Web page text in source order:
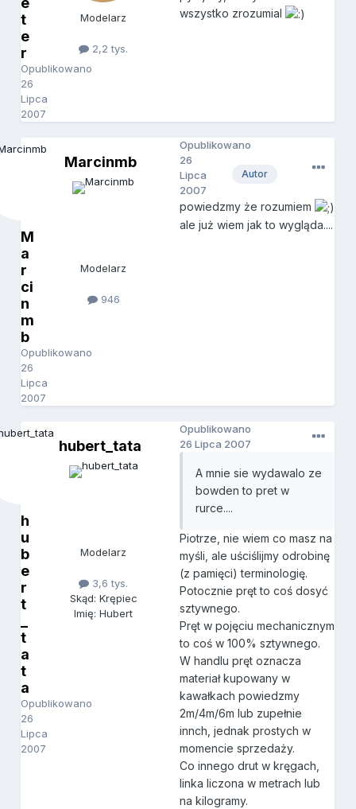
t
e
r
Opublikowano
26
Lipca
2007
Modelarz
2,2 tys.
wszystko zrozumial
M
a
r
ci
n
m
b
Opublikowano
26
Lipca
2007
Marcinmb
Modelarz
946
Autor
Opublikowano
26
Lipca
2007
powiedzmy że rozumiem
ale już wiem jak to wygląda....
h
u
b
e
r
t
t
a
t
a
Opublikowano
26
Lipca
2007
hubert_tata
Modelarz
3,6 tys.
Skąd: Krępiec
Imię: Hubert
Opublikowano
26 Lipca 2007
A mnie sie wydawalo ze
bowden to pret w
rurce....
Piotrze, nie wiem co masz na
myśli, ale uściślijmy odrobinę
(z pamięci) terminologię.
Potocznie pręt to coś dosyć
sztywnego.
Pręt w pojęciu mechanicznym
to coś w 100% sztywnego.
W handlu pręt oznacza
materiał kupowany w
kawałkach powiedzmy
2m/4m/6m lub zupełnie
innch, jednak prostych w
momencie sprzedaży.
Co innego drut w kręgach,
linka liczona w metrach lub
na kilogramy.